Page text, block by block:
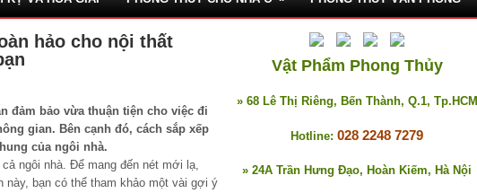
hảo cho nội thất
đảm bảo vừa thuận tiện cho việc đi
gian. Bên cạnh đó, cách sắp xếp
của ngôi nhà.
ngôi nhà. Để mang đến nét mới lạ,
này, bạn có thể tham khảo một vài gợi ý
Vật Phẩm Phong Thủy
» 68 Lê Thị Riêng, Bến Thành, Q.1, Tp.HCM
Hotline: 028 2248 7279
» 24A Trần Hưng Đạo, Hoàn Kiếm, Hà Nội